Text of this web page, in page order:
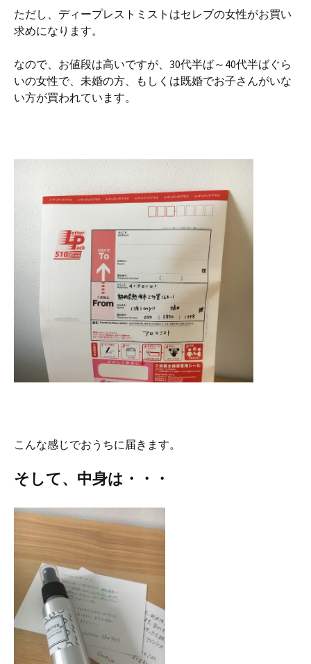
ただし、ディープレストミストはセレブの女性がお買い
求めになります。
なので、お値段は高いですが、30代半ば～40代半ばぐら
いの女性で、未婚の方、もしくは既婚でお子さんがいな
い方が買われています。
こんな感じでおうちに届きます。
そして、中身は・・・